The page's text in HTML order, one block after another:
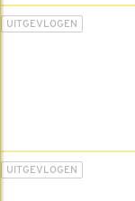
UITGEVLOGEN
UITGEVLOGEN